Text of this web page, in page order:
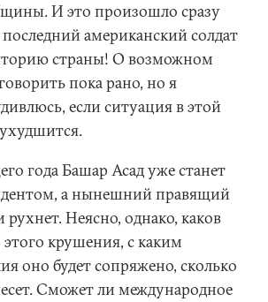
И это произошло сразу
последний американский солдат
страны! О возможном
пока рано, но я
если ситуация в этой
года Башар Асад уже станет
а нынешний правящий
Неясно, однако, каков
этого крушения, с каким
оно будет сопряжено, сколько
Сможет ли международное